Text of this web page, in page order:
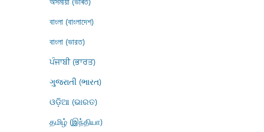
বাংলা (বাংলাদেশ)
বাংলা (ভারত)
ਪੰਜਾਬੀ (ਭਾਰਤ)
ગુજરાતી (ભારત)
ଓଡ଼ିଆ (ଭାରତ)
தமிழ் (இந்தியா)